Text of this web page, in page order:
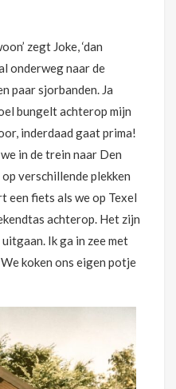
zegt Joke, ‘dan
onderweg naar de
paar sjorbanden. Ja
bungelt achterop mijn
inderdaad gaat prima!
in de trein naar Den
verschillende plekken
een fiets als we op Texel
achterop. Het zijn
Ik ga in zee met
koken ons eigen potje